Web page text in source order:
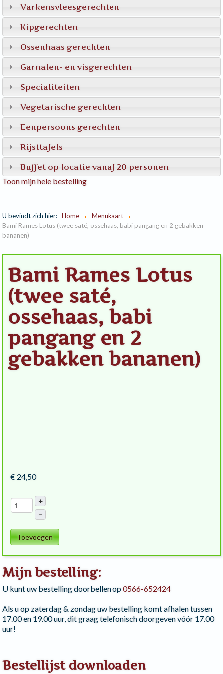
Varkensvleesgerechten
Kipgerechten
Ossenhaas gerechten
Garnalen- en visgerechten
Specialiteiten
Vegetarische gerechten
Eenpersoons gerechten
Rijsttafels
Buffet op locatie vanaf 20 personen
Toon mijn hele bestelling
U bevindt zich hier: Home
Menukaart
Bami Rames Lotus (twee saté, ossehaas, babi pangang en 2 gebakken
bananen)
Bami Rames Lotus
(twee saté,
ossehaas, babi
pangang en 2
gebakken bananen)
€ 24,50
+
–
Toevoegen
Mijn bestelling:
U kunt uw bestelling doorbellen op0566-652424
Als u op zaterdag & zondag uw bestelling komt afhalen tussen
17.00 en 19.00 uur, dit graag telefonisch doorgeven vóór 17.00
uur!
Bestellijst downloaden